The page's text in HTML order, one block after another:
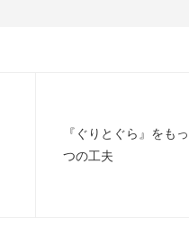
『ぐりとぐら』をも
つの工夫